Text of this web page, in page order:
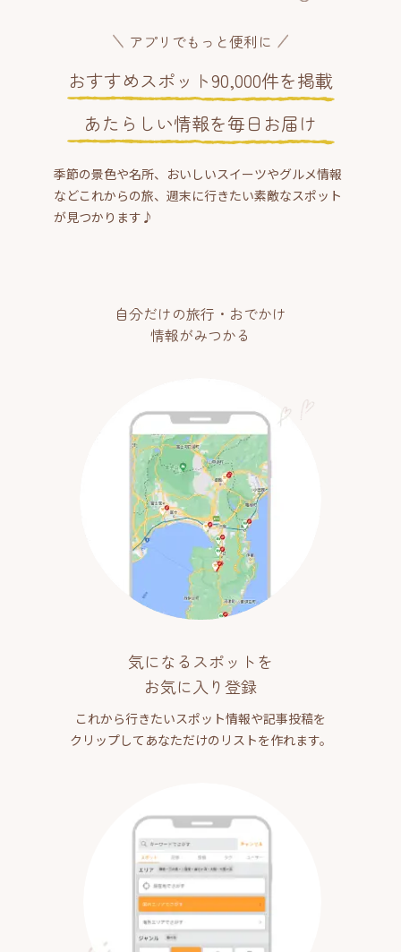
アプリでもっと便利に
おすすめスポット90,000件を掲載
あたらしい情報を毎日お届け
季節の景色や名所、おいしいスイーツやグルメ情報
などこれからの旅、週末に行きたい素敵なスポット
が見つかります♪
自分だけの旅行・おでかけ
情報がみつかる
気になるスポットを
お気に入り登録
これから行きたいスポット情報や記事投稿を
クリップしてあなただけのリストを作れます。